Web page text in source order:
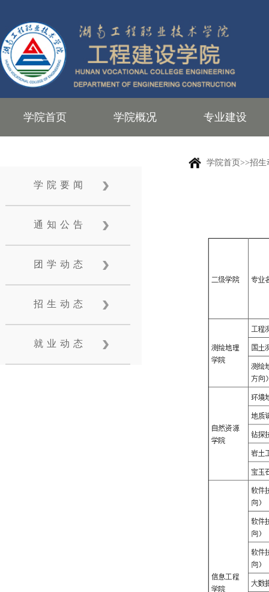
学院首页 学院概况 专业建设
学院要闻
通知公告
团学动态
招生动态
就业动态
学院首页>>招生